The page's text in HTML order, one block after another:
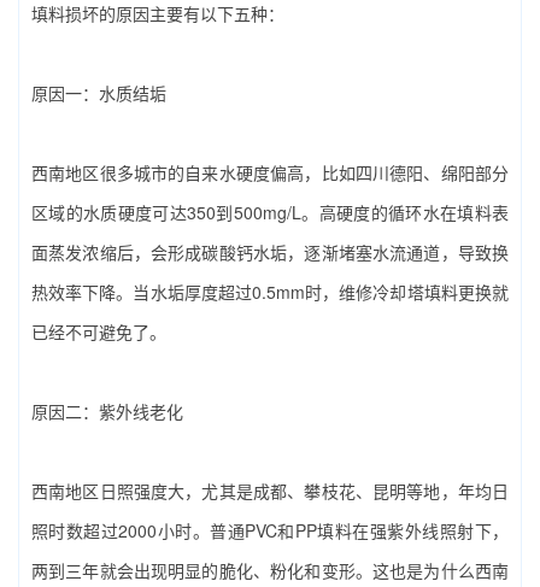
填料损坏的原因主要有以下五种：
原因一：水质结垢
西南地区很多城市的自来水硬度偏高，比如四川德阳、绵阳部分
区域的水质硬度可达350到500mg/L。高硬度的循环水在填料表
面蒸发浓缩后，会形成碳酸钙水垢，逐渐堵塞水流通道，导致换
热效率下降。当水垢厚度超过0.5mm时，‌维修冷却塔填料更换‌就
已经不可避免了。
原因二：紫外线老化
西南地区日照强度大，尤其是成都、攀枝花、昆明等地，年均日
照时数超过2000小时。普通PVC和PP填料在强紫外线照射下，
两到三年就会出现明显的脆化、粉化和变形。这也是为什么西南